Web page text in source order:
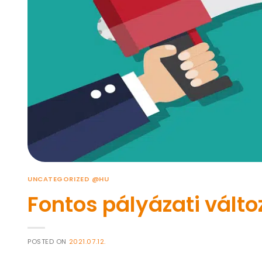
UNCATEGORIZED @HU
Fontos pályázati
POSTED ON 2021.07.12.